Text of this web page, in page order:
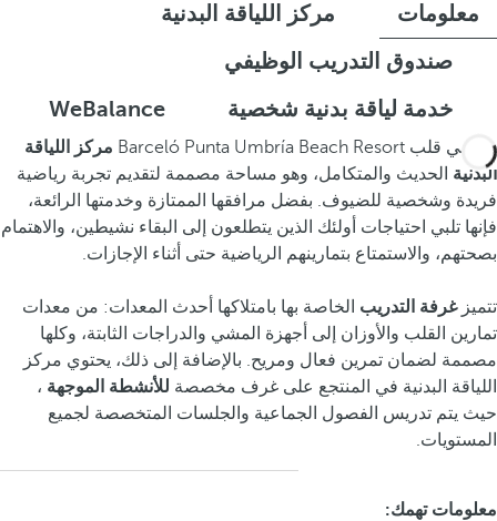
معلومات
مركز اللياقة البدنية
صندوق التدريب الوظيفي
خدمة لياقة بدنية شخصية
WeBalance
يقع في قلب Barceló Punta Umbría Beach Resort مركز
اللياقة
البدنية الحديث والمتكامل، وهو مساحة مصممة لتقديم تجربة رياضية
فريدة وشخصية للضيوف. بفضل مرافقها الممتازة وخدمتها الرائعة،
فإنها تلبي احتياجات أولئك الذين يتطلعون إلى البقاء نشيطين، والاهتمام
بصحتهم، والاستمتاع بتمارينهم الرياضية حتى أثناء الإجازات.
تتميزغرفة التدريب الخاصة بها بامتلاكها أحدث المعدات: من معدات
تمارين القلب والأوزان إلى أجهزة المشي والدراجات الثابتة، وكلها
مصممة لضمان تمرين فعال ومريح. بالإضافة إلى ذلك، يحتوي مركز
اللياقة البدنية في المنتجع على غرف مخصصة للأنشطة الموجهة ،
حيث يتم تدريس الفصول الجماعية والجلسات المتخصصة لجميع
المستويات.
معلومات تهمك: